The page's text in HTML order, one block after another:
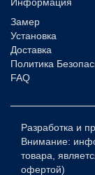
Замер
Установка
Доставка
Политика
FAQ
Разработка и
Внимание:
товара,
офертой)